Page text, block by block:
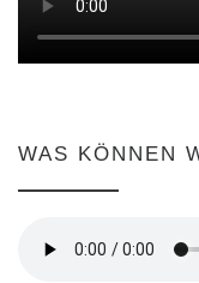
WAS KÖNNEN